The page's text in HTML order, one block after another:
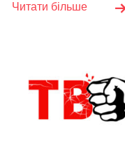
Читати більше